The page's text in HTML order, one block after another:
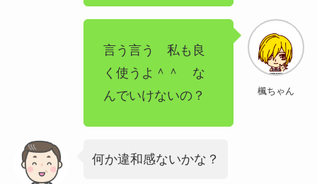
楓ちゃん
言う言う 私も良
く使うよ＾＾ な
んでいけないの？
何か違和感ないかな？